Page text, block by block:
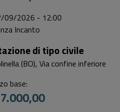
09/2026 - 12:00
Incanto
di tipo civile
(BO), Via confine inferiore
base: